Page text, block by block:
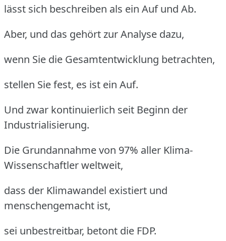
lässt sich beschreiben als ein Auf und Ab.
Aber, und das gehört zur Analyse dazu,
wenn Sie die Gesamtentwicklung betrachten,
stellen Sie fest, es ist ein Auf.
Und zwar kontinuierlich seit Beginn der
Industrialisierung.
Die Grundannahme von 97% aller Klima-
Wissenschaftler weltweit,
dass der Klimawandel existiert und
menschengemacht ist,
sei unbestreitbar, betont die FDP.